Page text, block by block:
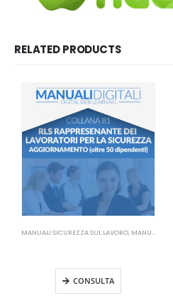
RELATED PRODUCTS
MANUALI SICUREZZA SUL LAVORO,MANUALI RLS
CONSULTA